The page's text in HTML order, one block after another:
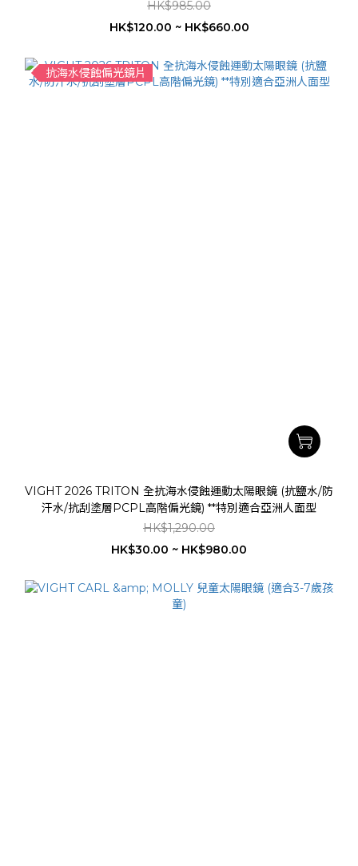
HK$985.00
HK$120.00 ~ HK$660.00
抗海水侵蝕偏光鏡片
VIGHT 2026 TRITON 全抗海水侵蝕運動太陽眼鏡 (抗鹽水/防
汗水/抗刮塗層PCPL高階偏光鏡) **特別適合亞洲人面型
HK$1,290.00
HK$30.00 ~ HK$980.00